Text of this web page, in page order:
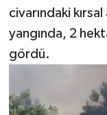
civarındaki
yangında, 2
gördü.
Televizyon
Turizm